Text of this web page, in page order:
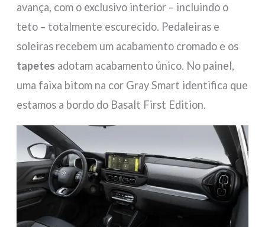
avança, com o exclusivo interior – incluindo o
teto – totalmente escurecido. Pedaleiras e
soleiras recebem um acabamento cromado e os
tapetes adotam acabamento único. No painel,
uma faixa bitom na cor Gray Smart identifica que
estamos a bordo do Basalt First Edition.